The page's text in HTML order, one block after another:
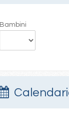
Bambini